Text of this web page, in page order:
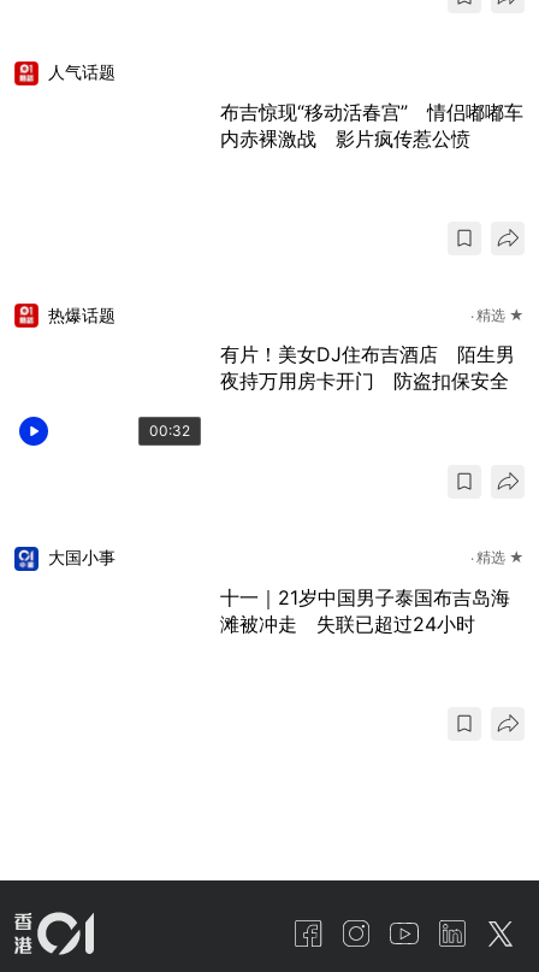
人气话题
布吉惊现“移动活春宫” 情侣嘟嘟车
内赤裸激战 影片疯传惹公愤
00:32
热爆话题 精选 ★
有片！美女DJ住布吉酒店 陌生男
夜持万用房卡开门 防盗扣保安全
大国小事 精选 ★
十一｜21岁中国男子泰国布吉岛海
滩被冲走 失联已超过24小时